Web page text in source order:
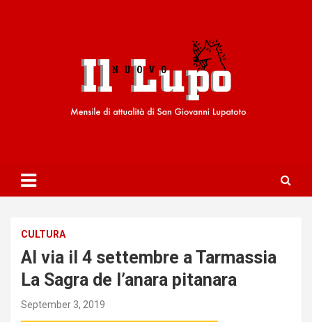
CULTURA
Al via il 4 settembre a Tarmassia
La Sagra de l’anara pitanara
September 3, 2019